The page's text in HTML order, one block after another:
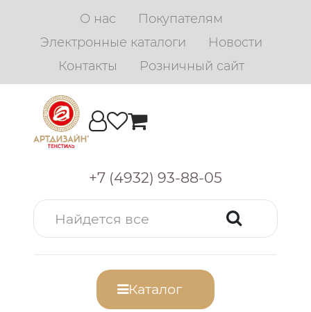
О нас
Покупателям
Электронные каталоги
Новости
Контакты
Розничный сайт
+7 (4932) 93-88-05
Каталог